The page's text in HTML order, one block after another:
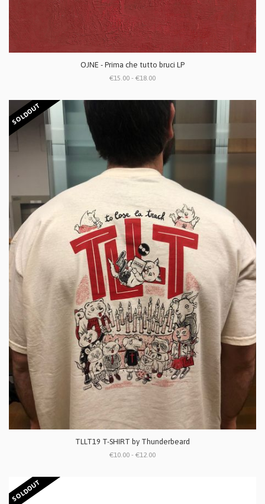
OJNE - Prima che tutto bruci LP
€15.00 - €18.00
SOLDOUT
TLLT19 T-SHIRT by Thunderbeard
€10.00 - €12.00
SOLDOUT